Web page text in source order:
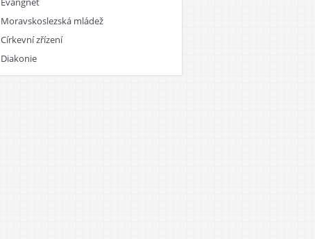
Moravskoslezská mládež
Církevní zřízení
Diakonie